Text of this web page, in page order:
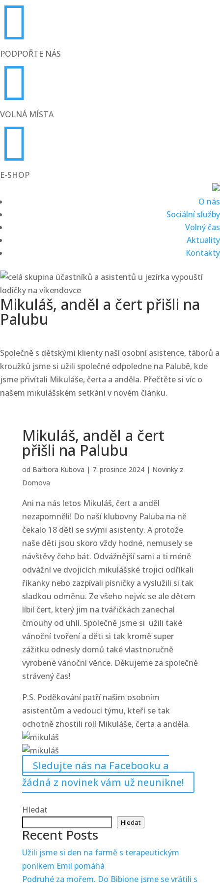

PODPOŘTE NÁS

VOLNÁ MÍSTA

E-SHOP
O nás
Sociální služby
Volný čas
Aktuality
Kontakty
Mikuláš, anděl a čert přišli na
Palubu
Společně s dětskými klienty naší osobní asistence, táborů a
kroužků jsme si užili společné odpoledne na Palubě, kde
jsme přivítali Mikuláše, čerta a anděla. Přečtěte si víc o
našem mikulášském setkání v novém článku.
Mikuláš, anděl a čert
přišli na Palubu
od Barbora Kubova | 7. prosince 2024| Novinky z
Domova
Ani na nás letos Mikuláš, čert a anděl
nezapomněli! Do naší klubovny Paluba na ně
čekalo 18 dětí se svými asistenty. A protože
naše děti jsou skoro vždy hodné, nemusely se
návštěvy čeho bát. Odvážnější sami a ti méně
odvážní ve dvojicích mikulášské trojici odříkali
říkanky nebo zazpívali písničky a vyslužili si tak
sladkou odměnu. Ze všeho nejvíc se ale dětem
líbil čert, který jim na tvářičkách zanechal
čmouhy od uhlí. Společně jsme si užili také
vánoční tvoření a děti si tak kromě super
zážitku odnesly domů také vlastnoručně
vyrobené vánoční věnce. Děkujeme za společně
strávený čas!
P.S. Poděkování patří našim osobním
asistentům a vedoucí týmu, kteří se tak
ochotně zhostili rolí Mikuláše, čerta a anděla.
Sledujte nás na Facebooku a
žádná z novinek vám už neunikne!
Hledat
Hledat
Recent Posts
Užili jsme si den na farmě s terapeutickým
poníkem Emil pomáhá
Podruhé za mořem. Do Bibione jsme se vrátili s